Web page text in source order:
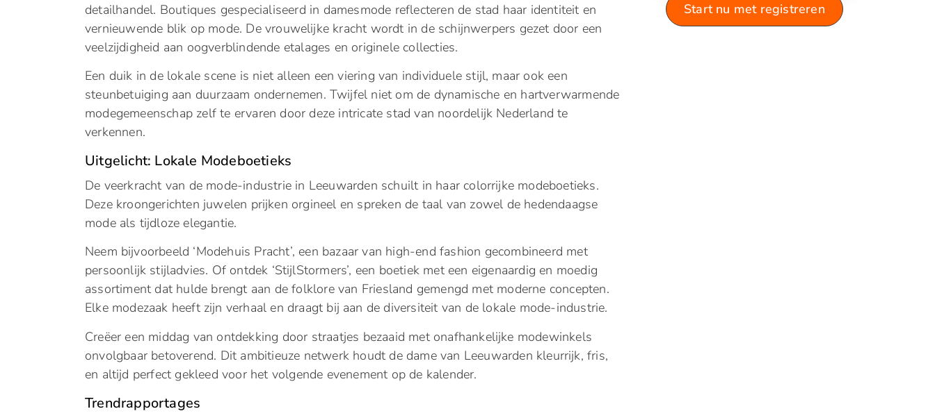
detailhandel. Boutiques gespecialiseerd in damesmode reflecteren de stad haar identiteit en
vernieuwende blik op mode. De vrouwelijke kracht wordt in de schijnwerpers gezet door een
veelzijdigheid aan oogverblindende etalages en originele collecties.
Een duik in de lokale scene is niet alleen een viering van individuele stijl, maar ook een
steunbetuiging aan duurzaam ondernemen. Twijfel niet om de dynamische en hartverwarmende
modegemeenschap zelf te ervaren door deze intricate stad van noordelijk Nederland te
verkennen.
Uitgelicht: Lokale Modeboetieks
De veerkracht van de mode-industrie in Leeuwarden schuilt in haar colorrijke modeboetieks.
Deze kroongerichten juwelen prijken orgineel en spreken de taal van zowel de hedendaagse
mode als tijdloze elegantie.
Neem bijvoorbeeld ‘Modehuis Pracht’, een bazaar van high-end fashion gecombineerd met
persoonlijk stijladvies. Of ontdek ‘StijlStormers’, een boetiek met een eigenaardig en moedig
assortiment dat hulde brengt aan de folklore van Friesland gemengd met moderne concepten.
Elke modezaak heeft zijn verhaal en draagt bij aan de diversiteit van de lokale mode-industrie.
Creëer een middag van ontdekking door straatjes bezaaid met onafhankelijke modewinkels
onvolgbaar betoverend. Dit ambitieuze netwerk houdt de dame van Leeuwarden kleurrijk, fris,
en altijd perfect gekleed voor het volgende evenement op de kalender.
Trendrapportages
Start nu met registreren